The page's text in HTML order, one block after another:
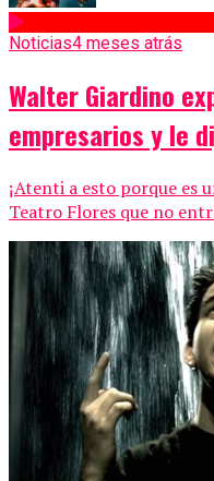
Noticias4 meses atrás
Walter Giardino
empresarios y le
¡Atenti a esto porque es
Teatro Flores que no